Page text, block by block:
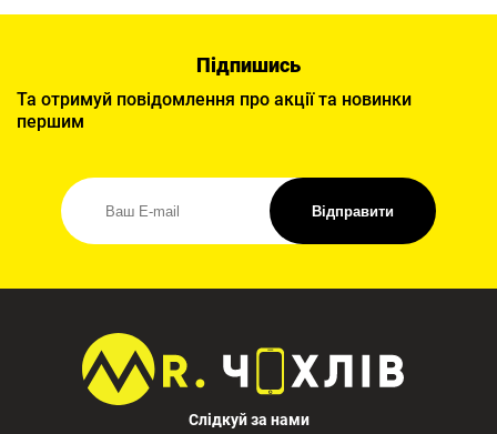
Підпишись
Та отримуй повідомлення про акції та новинки
першим
Відправити
Слідкуй за нами